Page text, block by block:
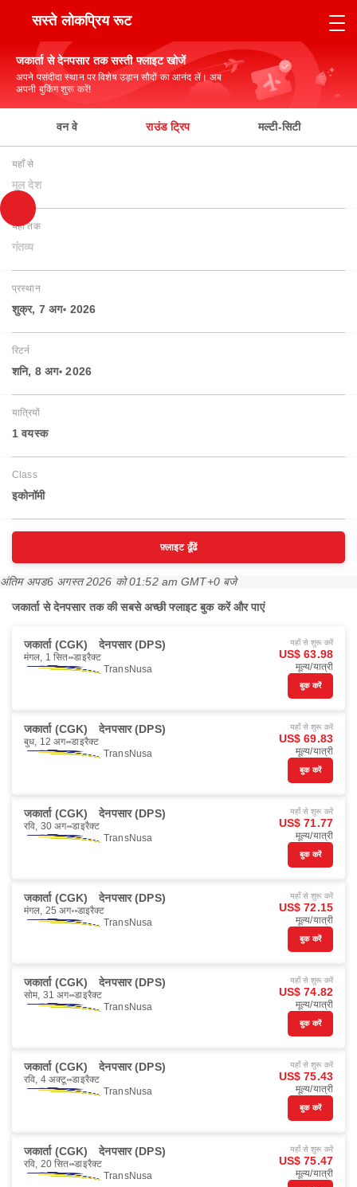
सस्ते लोकप्रिय रूट
जकार्ता से देनपसार तक सस्ती फ्लाइट खोजें
अपने पसंदीदा स्थान पर विशेष उड़ान सौदों का आनंद लें। अब
अपनी बुकिंग शुरू करें!
वन वे राउंड ट्रिप मल्टी-सिटी
यहाँ से
मूल देश
यहाँ तक
गंतव्य
प्रस्थान
शुक्र, 7 अग॰ 2026
रिटर्न
शनि, 8 अग॰ 2026
यात्रियों
1 वयस्‍क
Class
इकोनॉमी
फ़्लाइट ढूँढें
अंतिम अपड6 अगस्त 2026 को 01:52 am GMT+0 बजे
जकार्ता से देनपसार तक की सबसे अच्छी फ्लाइट बुक करें और पाएं
जकार्ता (CGK) देनपसार (DPS)
मंगल, 1 सित॰ डाइरैक्ट
TransNusa
यहाँ से शुरू करें
US$ 63.98
मूल्य/यात्री
बुक करें
जकार्ता (CGK) देनपसार (DPS)
बुध, 12 अग॰ डाइरैक्ट
TransNusa
यहाँ से शुरू करें
US$ 69.83
मूल्य/यात्री
बुक करें
जकार्ता (CGK) देनपसार (DPS)
रवि, 30 अग॰ डाइरैक्ट
TransNusa
यहाँ से शुरू करें
US$ 71.77
मूल्य/यात्री
बुक करें
जकार्ता (CGK) देनपसार (DPS)
मंगल, 25 अग॰ डाइरैक्ट
TransNusa
यहाँ से शुरू करें
US$ 72.15
मूल्य/यात्री
बुक करें
जकार्ता (CGK) देनपसार (DPS)
सोम, 31 अग॰ डाइरैक्ट
TransNusa
यहाँ से शुरू करें
US$ 74.82
मूल्य/यात्री
बुक करें
जकार्ता (CGK) देनपसार (DPS)
रवि, 4 अक्टू॰ डाइरैक्ट
TransNusa
यहाँ से शुरू करें
US$ 75.43
मूल्य/यात्री
बुक करें
जकार्ता (CGK) देनपसार (DPS)
रवि, 20 सित॰ डाइरैक्ट
TransNusa
यहाँ से शुरू करें
US$ 75.47
मूल्य/यात्री